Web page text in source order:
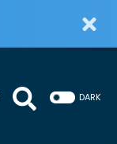
DARK